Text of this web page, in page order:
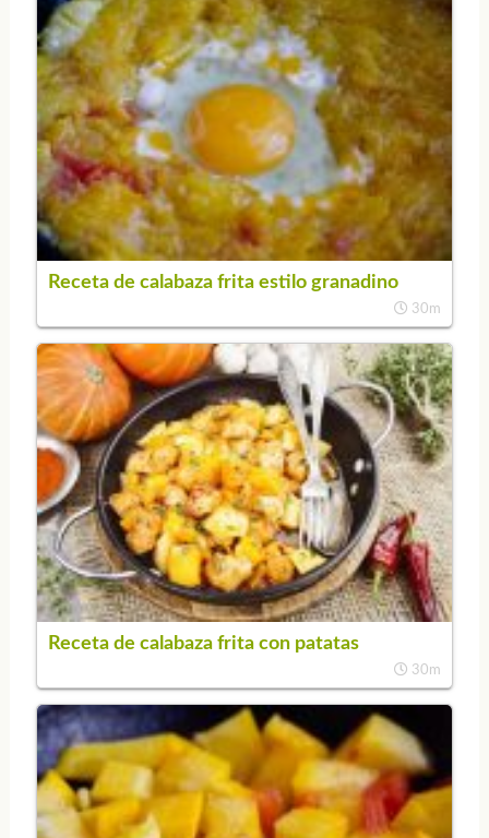
Receta de calabaza frita estilo granadino
30m
Receta de calabaza frita con patatas
30m